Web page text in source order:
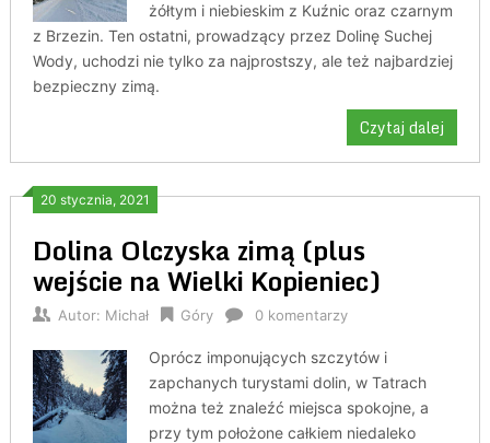
żółtym i niebieskim z Kuźnic oraz czarnym
z Brzezin. Ten ostatni, prowadzący przez Dolinę Suchej
Wody, uchodzi nie tylko za najprostszy, ale też najbardziej
bezpieczny zimą.
Czytaj dalej
20 stycznia, 2021
Dolina Olczyska zimą (plus
wejście na Wielki Kopieniec)
Autor: Michał Góry 0 komentarzy
Oprócz imponujących szczytów i
zapchanych turystami dolin, w Tatrach
można też znaleźć miejsca spokojne, a
przy tym położone całkiem niedaleko